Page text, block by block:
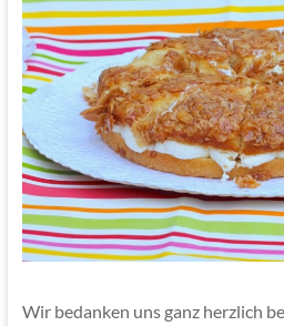
Wir bedanken uns ganz herzlich